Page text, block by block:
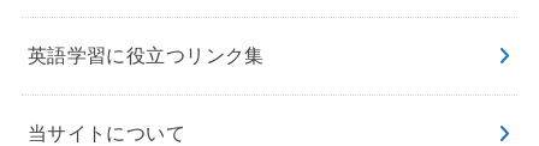
英語学習に役立つリンク集
当サイトについて